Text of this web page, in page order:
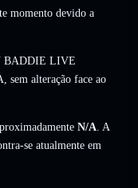
momento devido a
BADDIE LIVE
, sem alteração face ao
N/A. A
se atualmente em